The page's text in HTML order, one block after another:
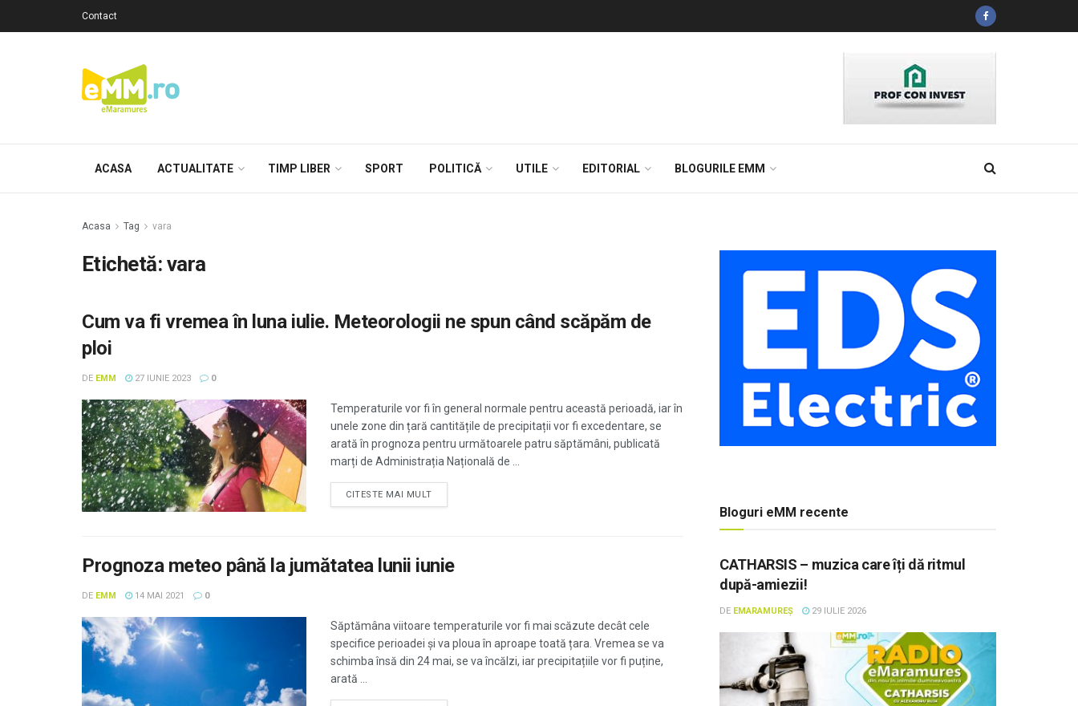
Contact
ACASA ACTUALITATE TIMP LIBER SPORT POLITICĂ UTILE EDITORIAL BLOGURILE EMM
Acasa Tag vara
Etichetă: vara
Cum va fi vremea în luna iulie. Meteorologii ne spun când scăpăm de
ploi
DE EMM 27 IUNIE 2023 0
Temperaturile vor fi în general normale pentru această perioadă, iar în
unele zone din țară cantitățile de precipitații vor fi excedentare, se
arată în prognoza pentru următoarele patru săptămâni, publicată
marți de Administrația Națională de ...
CITESTE MAI MULT
Prognoza meteo până la jumătatea lunii iunie
DE EMM 14 MAI 2021 0
Săptămâna viitoare temperaturile vor fi mai scăzute decât cele
specifice perioadei și va ploua în aproape toată țara. Vremea se va
schimba însă din 24 mai, se va încălzi, iar precipitațiile vor fi puține,
arată ...
Bloguri eMM recente
CATHARSIS – muzica care îți dă ritmul
după-amiezii!
DE EMARAMUREȘ 29 IULIE 2026